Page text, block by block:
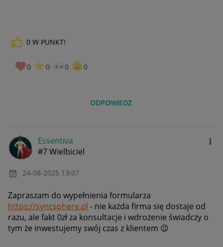
0 W PUNKT!
0 0 0 0
ODPOWIEDZ
Essentiva
#7 Wielbiciel
‎24-08-2025 13:07
Zapraszam do wypełnienia formularza
https://syncsphere.pl - nie każda firma się dostaje od
razu, ale fakt 0zł za konsultacje i wdrożenie świadczy o
tym że inwestujemy swój czas z klientem 😉